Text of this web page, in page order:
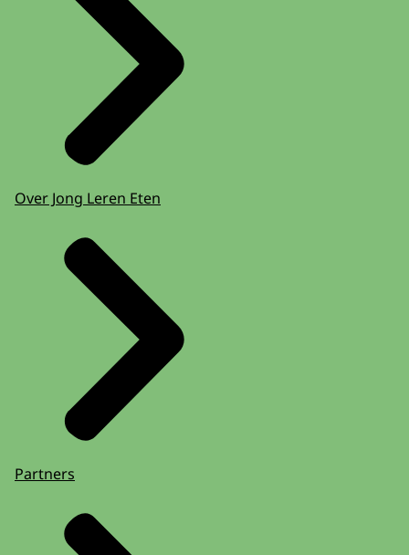
Over Jong Leren Eten
Partners